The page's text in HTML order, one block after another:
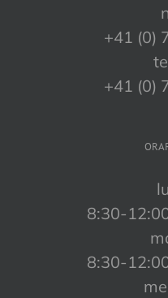
+41 (0)
+41 (0)
8:30-
8:30-